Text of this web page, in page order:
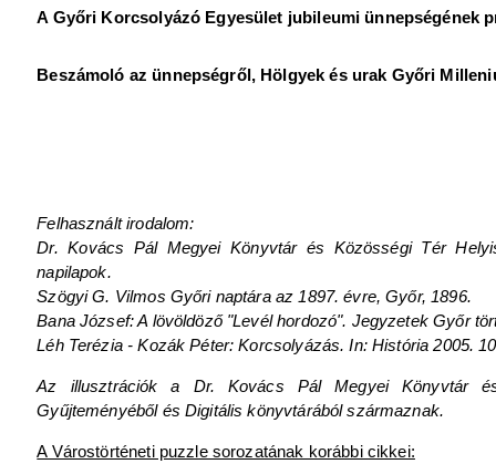
A Győri Korcsolyázó Egyesület jubileumi ünnepségének
Beszámoló az ünnepségről, Hölgyek és urak Győri
Felhasznált irodalom:
Dr. Kovács Pál Megyei Könyvtár és Közösségi Tér
napilapok.
Szögyi G. Vilmos Győri naptára az 1897. évre, Győr, 1896.
Bana József: A lövöldöző "Levél hordozó". Jegyzetek Győr
Léh Terézia - Kozák Péter: Korcsolyázás. In: História 2005.
Az illusztrációk a Dr. Kovács Pál Megyei Könyvtár
Gyűjteményéből és Digitális könyvtárából származnak.
A Várostörténeti puzzle sorozatának korábbi cikkei: